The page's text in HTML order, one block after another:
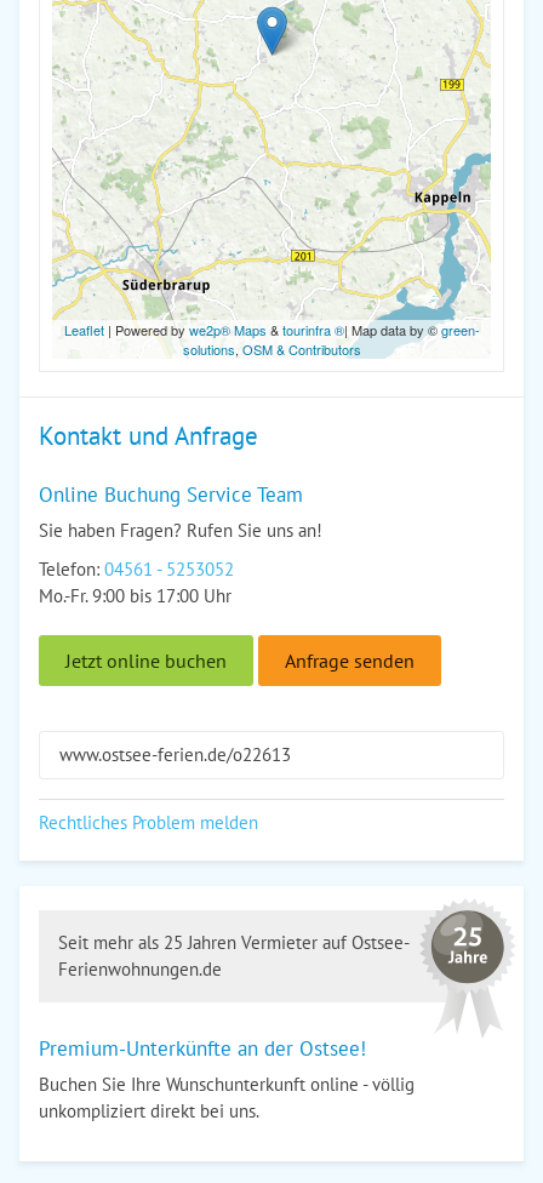
Leaflet| Powered by we2p® Maps &tourinfra ®| Map data by ©green-
solutions, OSM & Contributors
Kontakt und Anfrage
Online Buchung Service Team
Sie haben Fragen? Rufen Sie uns an!
Telefon: 04561 - 5253052
Mo.-Fr. 9:00 bis 17:00 Uhr
Jetzt online buchen Anfrage senden
www.ostsee-ferien.de/o22613
Rechtliches Problem melden
Seit mehr als 25 Jahren Vermieter auf Ostsee-
Ferienwohnungen.de
Premium-Unterkünfte an der Ostsee!
Buchen Sie Ihre Wunschunterkunft online - völlig
unkompliziert direkt bei uns.